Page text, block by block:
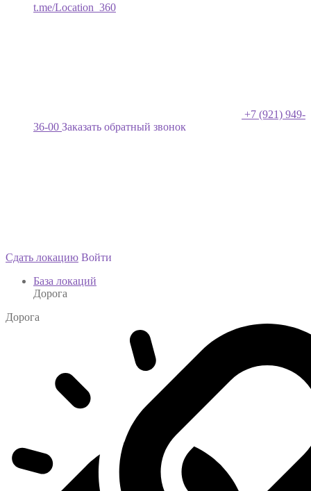
t.me/Location_360
+7 (921) 949-
36-00 Заказать обратный звонок
Сдать локацию Войти
База локаций
Дорога
Дорога